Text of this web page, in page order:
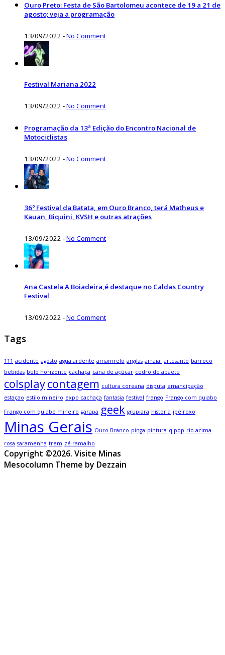
Ouro Preto: Festa de São Bartolomeu acontece de 19 a 21 de
agosto; veja a programação
13/09/2022 -No Comment
Festival Mariana 2022
13/09/2022 -No Comment
Programação da 13ª Edição do Encontro Nacional de
Motociclistas
13/09/2022 -No Comment
36º Festival da Batata, em Ouro Branco, terá Matheus e
Kauan, Biquini, KVSH e outras atrações
13/09/2022 -No Comment
Ana Castela A Boiadeira,é destaque no Caldas Country
Festival
13/09/2022 -No Comment
Tags
111 acidente agosto agua ardente amamrelo argilas arraial artesanto barroco
bebidas belo horizonte cachaça cana de açúcar cedro de abaete
colsplaycontagem cultura coreana disputa emancipação
estaçao estilo mineiro expo cachaça fantasia festival frango Frango com quiabo
Frango com quiabo mineiro garapa geek grupiara historia ipê roxo
Minas Gerais Ouro Branco pinga pintura q.pop rio acima
rosa saramenha trem zé ramalho
Copyright ©2026. Visite Minas
Mesocolumn Theme by Dezzain